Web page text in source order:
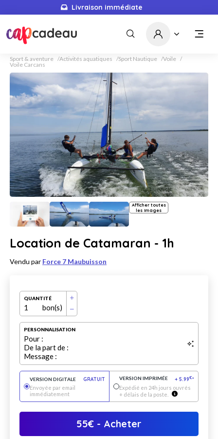
Livraison immédiate
Sport & aventure Activités aquatiques Sport Nautique
Voile
Voile Carcans
Afficher toutes
les images
Location de Catamaran - 1h
Vendu par Force 7 Maubuisson
QUANTITÉ
1 bon(s)
PERSONNALISATION
Pour :
De la part de :
Message :
VERSION DIGITALE
GRATUIT
Envoyée par email
immédiatement
VERSION IMPRIMÉE + 5.99€*
Expédié en 24h jours ouvrés
+ délais de la poste.
55€ - Acheter